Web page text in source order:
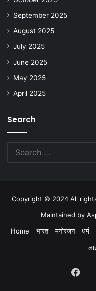
September 2025
August 2025
July 2025
June 2025
May 2025
April 2025
Search
Copyright © 2024 All
Maintained by
Home
भारत मनोरंजन धर्म